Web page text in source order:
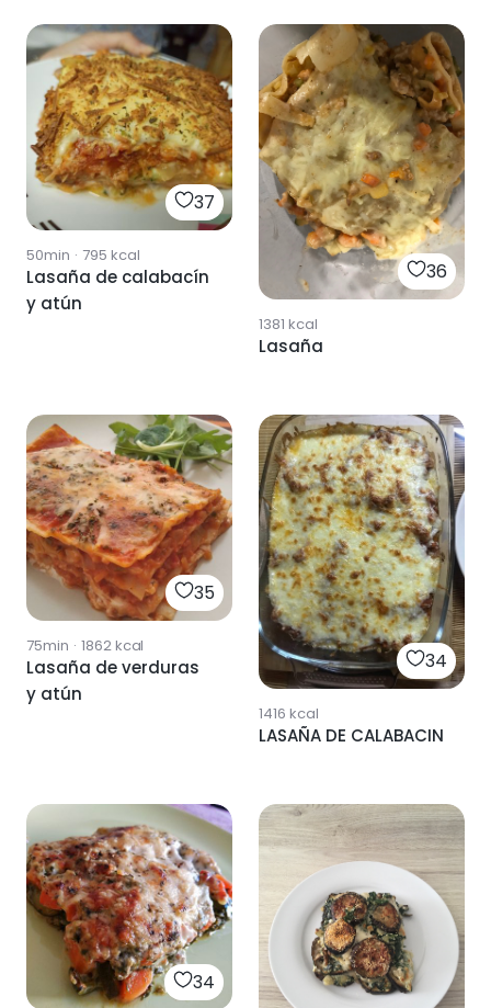
37
50min · 795 kcal
Lasaña de calabacín
y atún
36
1381 kcal
Lasaña
35
75min · 1862kcal
Lasaña de verduras
y atún
34
1416 kcal
LASAÑA DE CALABACIN
34